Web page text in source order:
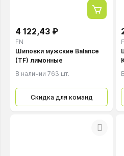
FN
4 122,43 ₽
Шиповки мужские Balance
(TF) лимонные
В наличии 763 шт.
Скидка для команд